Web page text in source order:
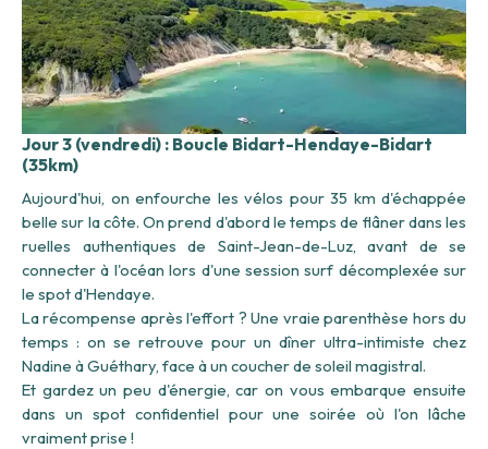
Jour 3 (vendredi) : Boucle Bidart-Hendaye-Bidart
(35km)
Aujourd'hui, on enfourche les vélos pour 35 km d'échappée
belle sur la côte. On prend d'abord le temps de flâner dans les
ruelles authentiques de Saint-Jean-de-Luz, avant de se
connecter à l'océan lors d'une session surf décomplexée sur
le spot d'Hendaye.
La récompense après l'effort ? Une vraie parenthèse hors du
temps : on se retrouve pour un dîner ultra-intimiste chez
Nadine à Guéthary, face à un coucher de soleil magistral.
Et gardez un peu d'énergie, car on vous embarque ensuite
dans un spot confidentiel pour une soirée où l'on lâche
vraiment prise !